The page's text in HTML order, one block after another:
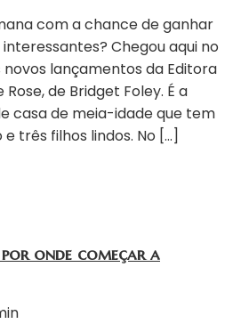
com a chance de ganhar
Chegou aqui no
lançamentos da Editora
de Bridget Foley. É a
casa de meia-idade que tem
três filhos lindos. No […]
onde começar a